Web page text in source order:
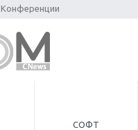
Конференции
СОФТ